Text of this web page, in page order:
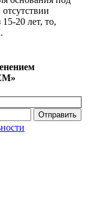
20 лет, то,